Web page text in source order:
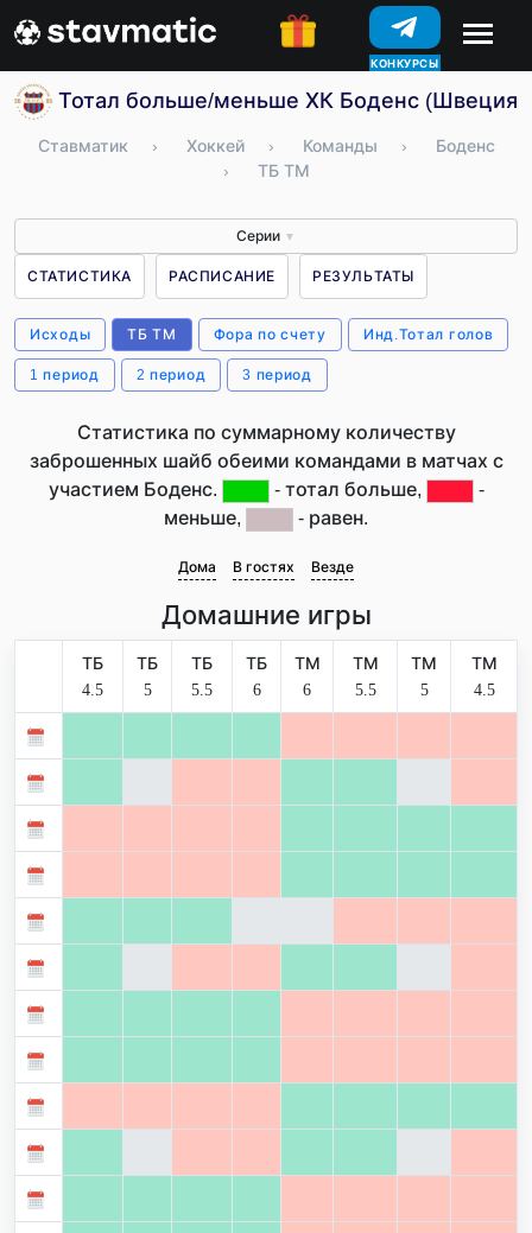
КОНКУРСЫ
Тотал больше/меньше ХК Боденс (Швеция)
Ставматик › Хоккей › Команды ›
Боденс
›
ТБ ТМ
Серии ▼
СТАТИСТИКА РАСПИСАНИЕ РЕЗУЛЬТАТЫ
Исходы ТБ ТМ Фора по счету Инд.Тотал голов
1 период 2 период 3 период
Статистика по суммарному количеству
заброшенных шайб обеими командами в матчах с
участием Боденс.
- тотал больше,
-
меньше,
- равен.
Дома В гостях Везде
Домашние игры
ТБ
4.5
ТБ
5
ТБ
5.5
ТБ
6
ТМ
6
ТМ
5.5
ТМ
5
ТМ
4.5